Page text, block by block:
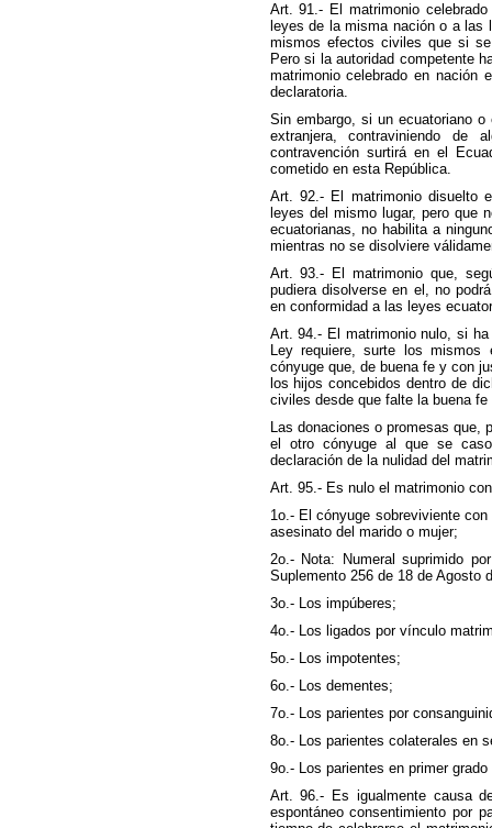
Art. 91.- El matrimonio
leyes de la misma nación o a las
mismos efectos civiles que si se
Pero si la autoridad competente
matrimonio celebrado en nación
declaratoria.
Sin embargo, si un ecuatoriano o
extranjera, contraviniendo de
contravención surtirá en el
cometido en esta República.
Art. 92.- El matrimonio disuelto
leyes del mismo lugar, pero que
ecuatorianas, no habilita a
mientras no se disolviere
Art. 93.- El matrimonio que,
pudiera disolverse en el, no
en conformidad a las leyes
Art. 94.- El matrimonio nulo, si
Ley requiere, surte los
cónyuge que, de buena fe y con
los hijos concebidos dentro de
civiles desde que falte la buena
Las donaciones o promesas que,
el otro cónyuge al que se
declaración de la nulidad del
Art. 95.- Es nulo el matrimonio
1o.- El cónyuge sobreviviente
asesinato del marido o mujer;
2o.- Nota: Numeral suprimido
Suplemento 256 de 18 de Agosto
3o.- Los impúberes;
4o.- Los ligados por vínculo
5o.- Los impotentes;
6o.- Los dementes;
7o.- Los parientes por
8o.- Los parientes colaterales en
9o.- Los parientes en primer
Art. 96.- Es igualmente causa
espontáneo consentimiento por